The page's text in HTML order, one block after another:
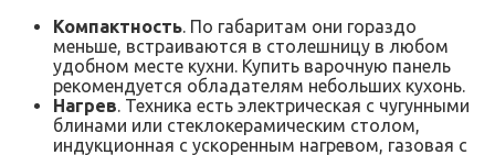
Компактность. По габаритам они гораздо
меньше, встраиваются в столешницу в любом
удобном месте кухни. Купить варочную панель
рекомендуется обладателям небольших кухонь.
Нагрев. Техника есть электрическая с чугунными
блинами или стеклокерамическим столом,
индукционная с ускоренным нагревом, газовая с